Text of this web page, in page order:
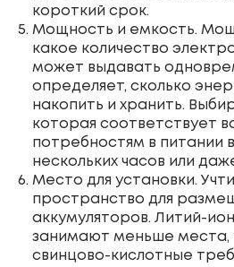
короткий срок.
Мощность и емкость.
какое количество
может выдавать
определяет, сколько
накопить и хранить.
которая соответствует
потребностям в питании
нескольких часов или
Место для установки.
пространство для
аккумуляторов. Литий-
занимают меньше места,
свинцово-кислотные